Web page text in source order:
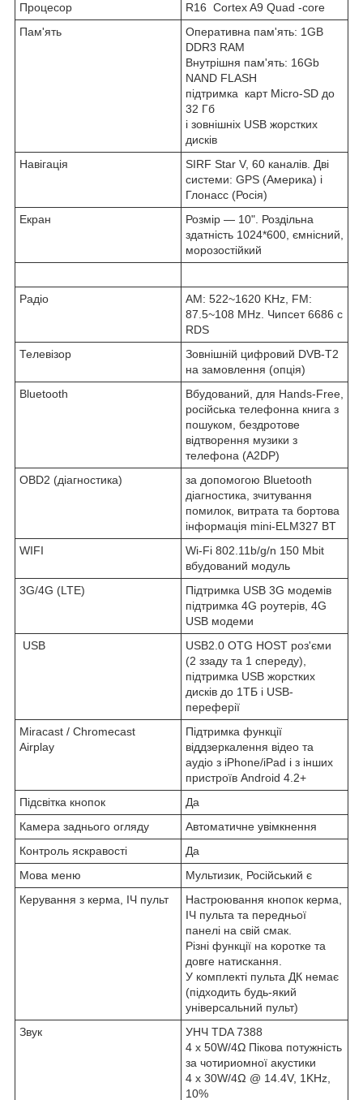
Процесор
R16 Cortex A9 Quad -core
Пам'ять
Оперативна пам'ять: 1GB
DDR3 RAM
Внутрішня пам'ять: 16Gb
NAND FLASH
підтримка карт Micro-SD до
32 Гб
і зовнішніх USB жорстких
дисків
Навігація
SIRF Star V, 60 каналів. Дві
системи: GPS (Америка) і
Глонасс (Росія)
Екран
Розмір — 10". Роздільна
здатність 1024*600, ємнісний,
морозостійкий
Радіо
AM: 522~1620 KHz, FM:
87.5~108 MHz. Чипсет6686 с
RDS
Телевізор
Зовнішній цифровий DVB-T2
на замовлення (опція)
Bluetooth
Вбудований, для Hands-Free,
російська телефонна книга з
пошуком, бездротове
відтворення музики з
телефона (A2DP)
OBD2 (діагностика)
за допомогою Bluetooth
діагностика, зчитування
помилок, витрата та бортова
інформація mini-ELM327 BT
WIFI
Wi-Fi 802.11b/g/n 150 Mbit
вбудований модуль
3G/4G (LTE)
Підтримка USB 3G модемів
підтримка 4G роутерів, 4G
USB модеми
USB
USB2.0 OTG HOST роз'єми
(2 ззаду та 1 спереду),
підтримка USB жорстких
дисків до 1ТБ і USB-
переферії
Miracast / Chromecast
Airplay
Підтримка функції
віддзеркалення відео та
аудіо з iPhone/iPad і з інших
пристроїв Android 4.2+
Підсвітка кнопок
Да
Камера заднього огляду
Автоматичне увімкнення
Контроль яскравості
Да
Мова меню
Мультизик, Російський є
Керування з керма, ІЧ пульт
Настроювання кнопок керма,
ІЧ пульта та передньої
панелі на свій смак.
Різні функції на коротке та
довге натискання.
У комплекті пульта ДК немає
(підходить будь-який
універсальний пульт)
Звук
УНЧ TDA 7388
4 x 50W/4Ω Пікова потужність
за чотириомної акустики
4 x 30W/4Ω @ 14.4V, 1KHz,
10%